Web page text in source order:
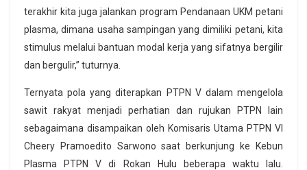
terakhir kita juga jalankan program Pendanaan UKM petani
plasma, dimana usaha sampingan yang dimiliki petani, kita
stimulus melalui bantuan modal kerja yang sifatnya bergilir
dan bergulir,” tuturnya.
Ternyata pola yang diterapkan PTPN V dalam mengelola
sawit rakyat menjadi perhatian dan rujukan PTPN lain
sebagaimana disampaikan oleh Komisaris Utama PTPN VI
Cheery Pramoedito Sarwono saat berkunjung ke Kebun
Plasma PTPN V di Rokan Hulu beberapa waktu lalu.